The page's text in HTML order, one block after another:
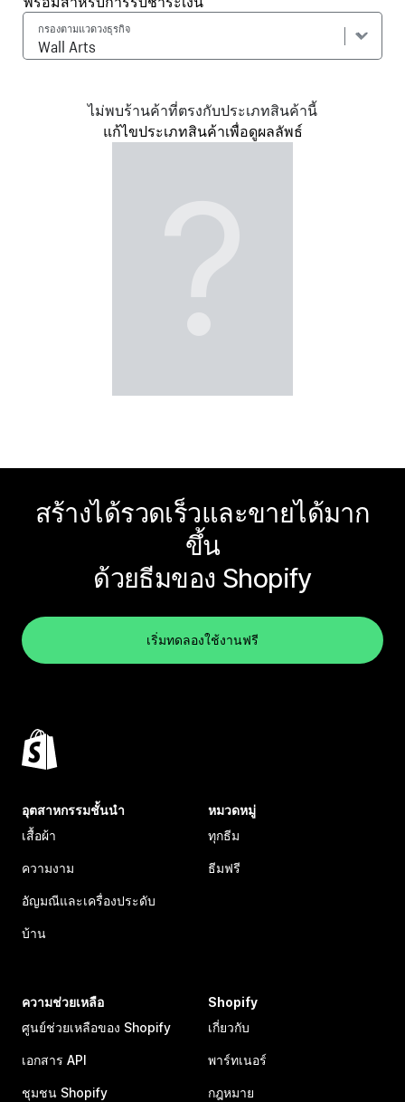
กรองตามแวดวงธุรกิจ
ไม่พบร้านค้าที่ตรงกับประเภทสินค้านี้
แก้ไขประเภทสินค้าเพื่อดูผลลัพธ์
สร้างได้รวดเร็วและขายได้มาก
ขึ้น
ด้วยธีมของ Shopify
เริ่มทดลองใช้งานฟรี
อุตสาหกรรมชั้นนำ
เสื้อผ้า
ความงาม
อัญมณีและเครื่องประดับ
บ้าน
หมวดหมู่
ทุกธีม
ธีมฟรี
ความช่วยเหลือ
ศูนย์ช่วยเหลือของ Shopify
เอกสาร API
ชุมชน Shopify
Shopify
เกี่ยวกับ
พาร์ทเนอร์
กฎหมาย